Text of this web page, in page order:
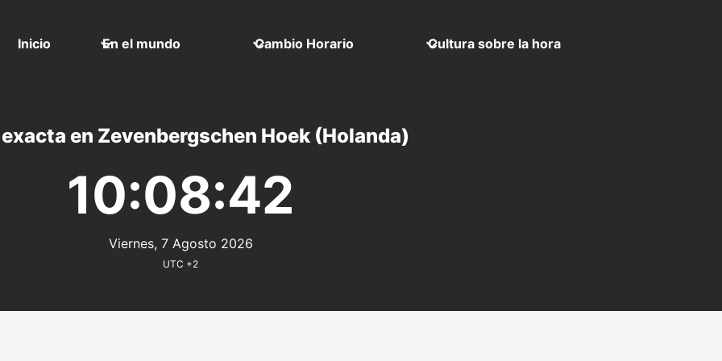
Inicio En el mundo Cambio Horario Cultura sobre la hora
en Zevenbergschen Hoek (Holanda)
10:08:42
Viernes, 7 Agosto 2026
UTC +2